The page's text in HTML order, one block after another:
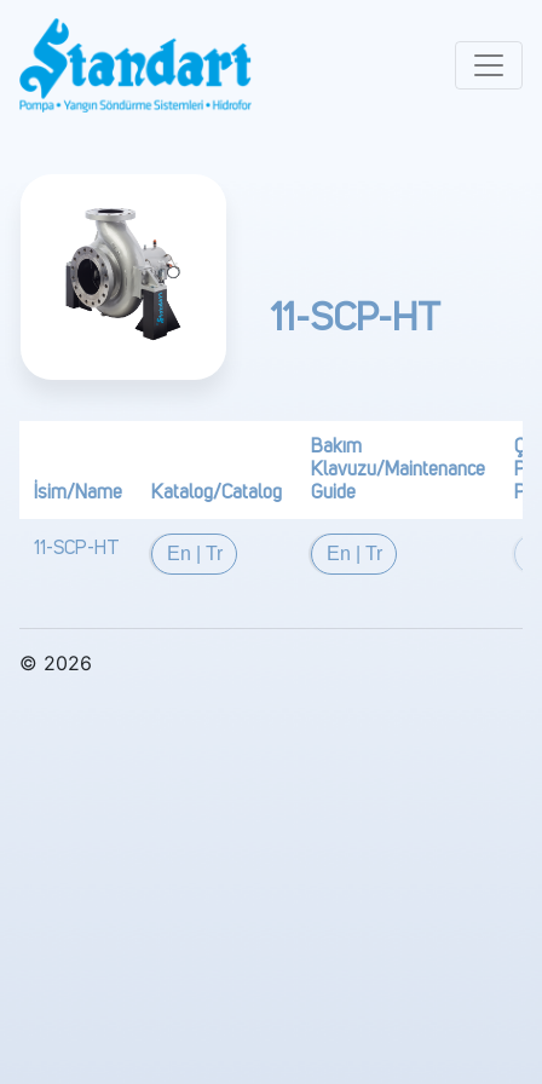
11-SCP-HT
İsim/Name Katalog/Catalog
Bakım
Klavuzu/Maintenance
Guide
11-SCP-HT En Tr En Tr
© 2026